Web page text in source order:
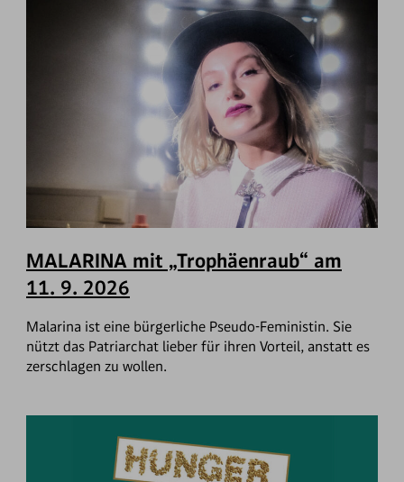
MALARINA mit „Trophäenraub“ am
11. 9. 2026
Malarina ist eine bürgerliche Pseudo-Feministin. Sie
nützt das Patriarchat lieber für ihren Vorteil, anstatt es
zerschlagen zu wollen.